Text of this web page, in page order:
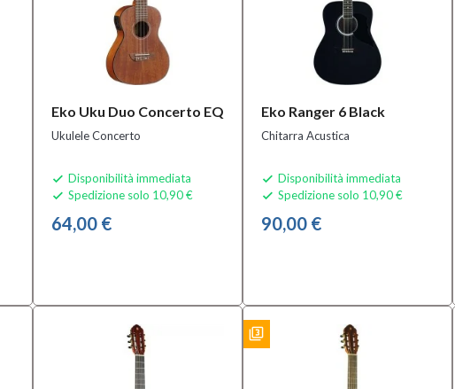
Eko Uku Duo Concerto EQ
Ukulele Concerto
 Disponibilità immediata
 Spedizione solo 10,90 €
64,00 €
Eko Ranger 6 Black
Chitarra Acustica
 Disponibilità immediata
 Spedizione solo 10,90 €
90,00 €
filter_3